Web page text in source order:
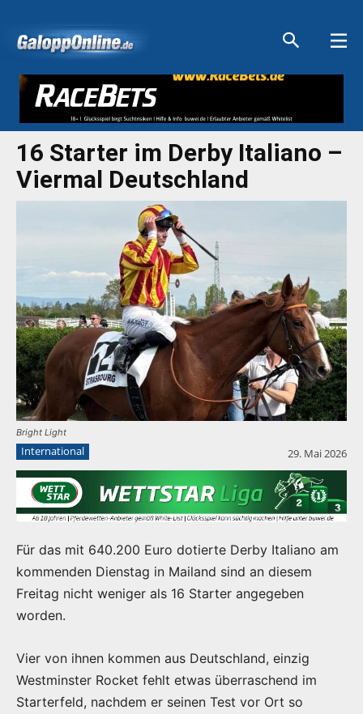
16 Starter im Derby Italiano –
Viermal Deutschland
Bright Light
International 29. Mai 2026
Für das mit 640.200 Euro dotierte Derby Italiano am
kommenden Dienstag in Mailand sind an diesem
Freitag nicht weniger als 16 Starter angegeben
worden.
Vier von ihnen kommen aus Deutschland, einzig
Westminster Rocket fehlt etwas überraschend im
Starterfeld, nachdem er seinen Test vor Ort so